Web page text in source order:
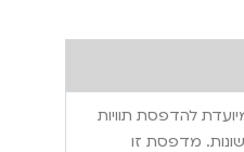
להדפסת תוויות
מדפסת זו